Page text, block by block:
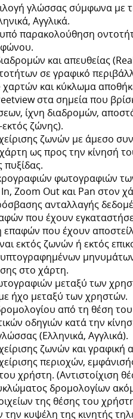
γλώσσας σύμφωνα με
Αγγλικά.
παρακολούθηση
και απευθείας
σε γραφικό
και κύκλωμα
στα σημεία που
ίχνη διαδρομών,
ζώνης).
ζωνών με άμεσο
ως προς την κίνησή
πυξίδας.
φωτογραφιών
Zoom Out και Pan στον
ανταλλαγής
που έχουν
που έχουν
εκτός ζωνών ή εκτός
στο χάρτη.
μεταξύ των
ήχο μεταξύ των χρηστών.
από τη θέση
οδηγιών κατά την
(Ελληνικά, Αγγλικά).
ζωνών και
περιοχών,
χρήστη. (Αντιστοίχιση
δρομολογίων
της θέσης του
κυψέλη της κινητής